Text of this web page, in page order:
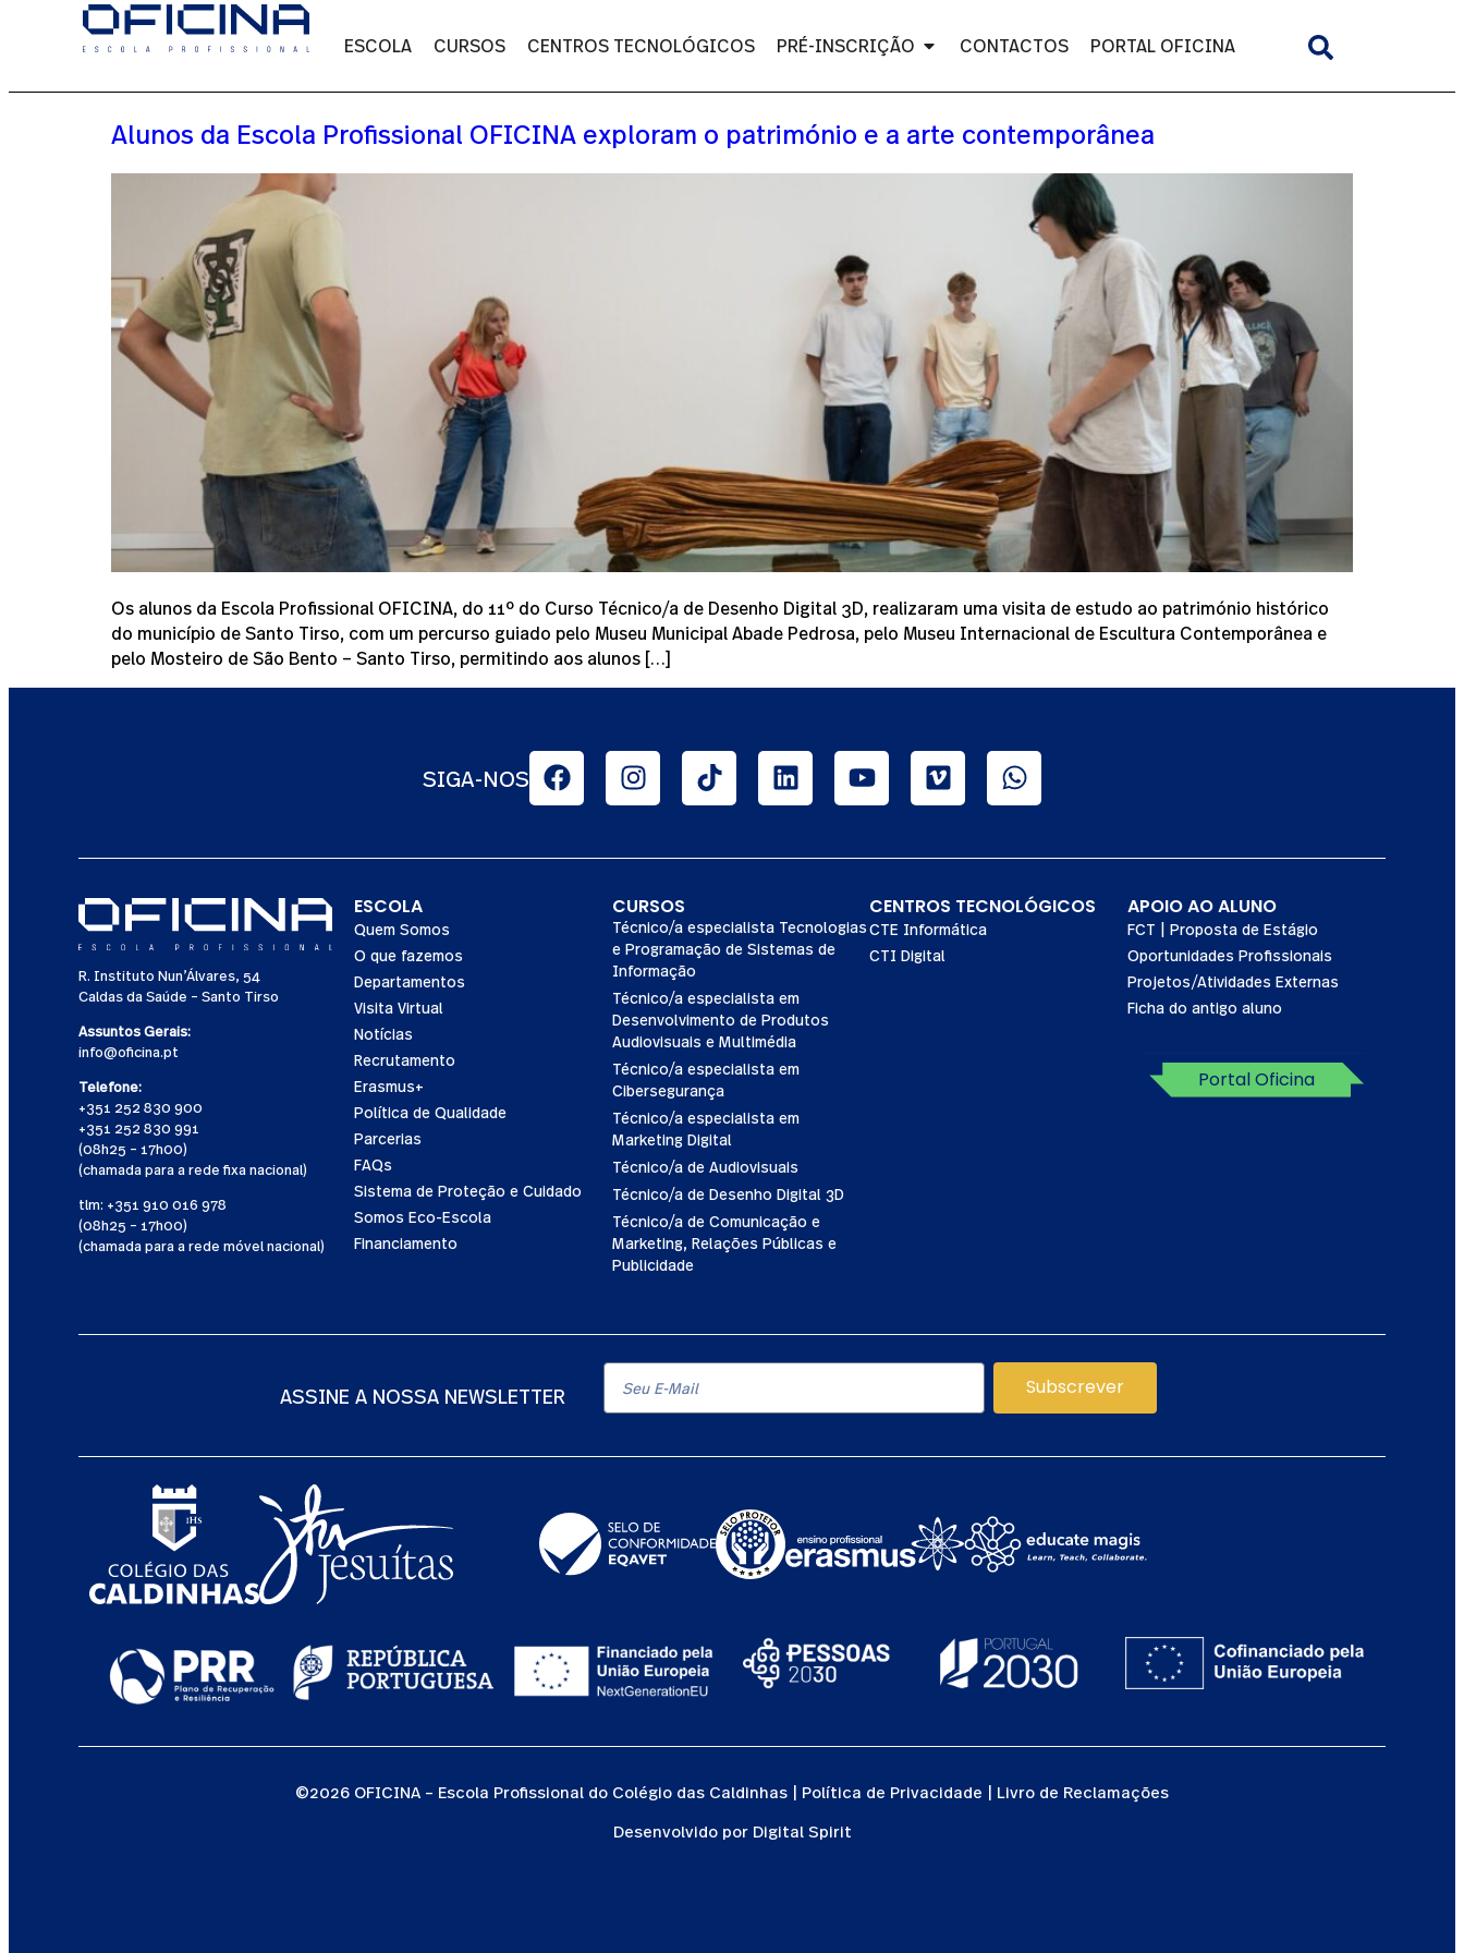
ESCOLA CURSOS CENTROS TECNOLÓGICOS PRÉ-INSCRIÇÃO CONTACTOS PORTAL OFICINA
Alunos da Escola Profissional OFICINA exploram o património e a arte contemporânea
Os alunos da Escola Profissional OFICINA, do 11º do Curso Técnico/a de Desenho Digital 3D, realizaram uma visita de estudo ao património histórico
do município de Santo Tirso, com um percurso guiado pelo Museu Municipal Abade Pedrosa, pelo Museu Internacional de Escultura Contemporânea e
pelo Mosteiro de São Bento – Santo Tirso, permitindo aos alunos […]
SIGA-NOS
R. Instituto Nun’Álvares, 54
Caldas da Saúde – Santo Tirso
Assuntos Gerais:
info@oficina.pt
Telefone:
+351 252 830 900
+351 252 830 991
(08h25 – 17h00)
(chamada para a rede fixa nacional)
tlm: +351 910 016 978
(08h25 – 17h00)
(chamada para a rede móvel nacional)
ESCOLA
Quem Somos
O que fazemos
Departamentos
Visita Virtual
Notícias
Recrutamento
Erasmus+
Política de Qualidade
Parcerias
FAQs
Sistema de Proteção e Cuidado
Somos Eco-Escola
Financiamento
CURSOS
Técnico/a especialista Tecnologias
e Programação de Sistemas de
Informação
Técnico/a especialista em
Desenvolvimento de Produtos
Audiovisuais e Multimédia
Técnico/a especialista em
Cibersegurança
Técnico/a especialista em
Marketing Digital
Técnico/a de Audiovisuais
Técnico/a de Desenho Digital 3D
Técnico/a de Comunicação e
Marketing, Relações Públicas e
Publicidade
CENTROS TECNOLÓGICOS
CTE Informática
CTI Digital
APOIO AO ALUNO
FCT | Proposta de Estágio
Oportunidades Profissionais
Projetos/Atividades Externas
Ficha do antigo aluno
Portal Oficina
ASSINE A NOSSA NEWSLETTER Subscrever
©2026 OFICINA – Escola Profissional do Colégio das Caldinhas | Política de Privacidade | Livro de Reclamações
Desenvolvido por Digital Spirit